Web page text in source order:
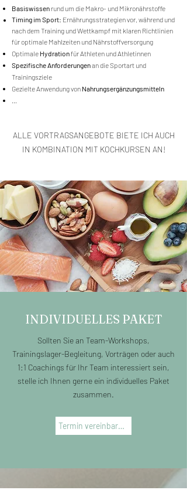
Basiswissen rund um die Makro- und Mikronährstoffe
Timing im Sport: Ernährungsstrategien vor, während und
nach dem Training und Wettkampf mit klaren Richtlinien
für optimale Mahlzeiten und Nährstoffversorgung
Optimale Hydrationfür Athleten und Athletinnen
Spezifische Anforderungenan die Sportart und
Trainingsziele
Gezielte Anwendung von Nahrungsergänzungsmitteln
ALLE VORTRAGSANGEBOTE BIETE ICH AUCH
IN KOMBINATION MIT KOCHKURSEN AN!
INDIVIDUELLES PAKET
Sollten Sie an Team-Workshops,
Trainingslager-Begleitung, Vorträgen oder auch
1:1 Coachings für Ihr Team interessiert sein,
stelle ich Ihnen gerne ein individuelles Paket
zusammen.
Termin vereinbaren